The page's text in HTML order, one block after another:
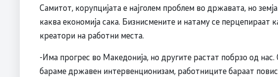
Самитот, корупцијата е најголем проблем во државата, но
каква економија сака. Бизнисмените и натаму се перцепираат
креатори на работни места.
-Има прогрес во Македонија, но другите растат побрзо од нас.
бараме државен интервенционизам, работниците бараат